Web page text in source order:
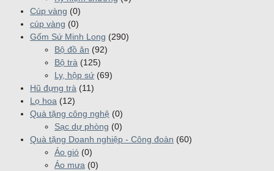
Cúp vàng (0)
cúp vàng (0)
Gốm Sứ Minh Long (290)
Bộ đồ ăn (92)
Bộ trà (125)
Ly, hộp sứ (69)
Hũ đựng trà (11)
Lọ hoa (12)
Quà tặng công nghệ (0)
Sạc dự phòng (0)
Quà tặng Doanh nghiệp - Công đoàn (60)
Áo gió (0)
Áo mưa (0)